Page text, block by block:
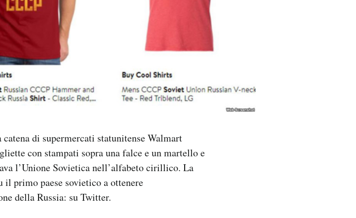
catena di supermercati statunitense Walmart
con stampati sopra una falce e un martello e
l’Unione Sovietica nell’alfabeto cirillico. La
primo paese sovietico a ottenere
della Russia: su Twitter.